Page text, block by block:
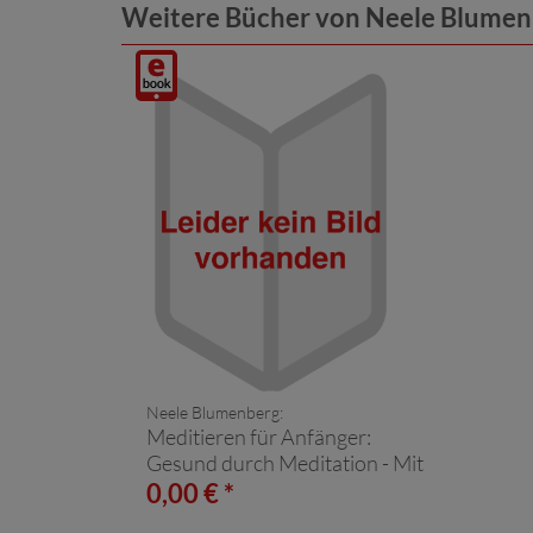
Weitere Bücher von Neele
Digitalprodukt
/ E-
Neele Blumenberg:
Meditieren für Anfänger:
Gesund durch Meditation - Mit
einfachen Meditationstechniken
für Einsteiger über den Körper
0,00 € *